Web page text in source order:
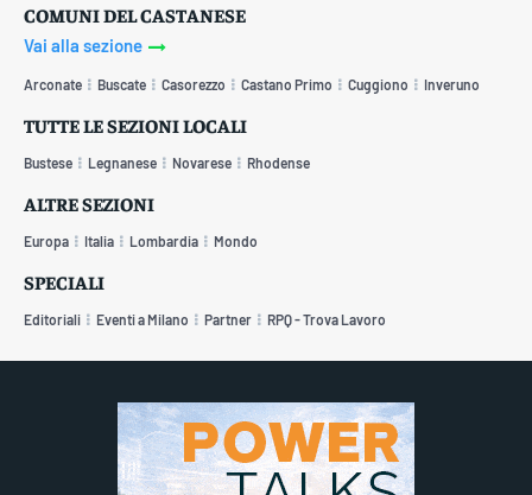
COMUNI DEL CASTANESE
Vai alla sezione
Arconate Buscate Casorezzo Castano Primo Cuggiono Inveruno
TUTTE LE SEZIONI LOCALI
Bustese Legnanese Novarese Rhodense
ALTRE SEZIONI
Europa Italia Lombardia Mondo
SPECIALI
Editoriali Eventi a Milano Partner RPQ - Trova Lavoro